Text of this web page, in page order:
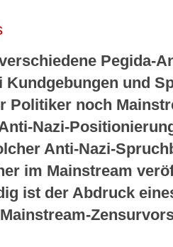
Pegida-
und
Politiker noch
Nazi-
Anti-Nazi-
im Mainstream
ist der Abdruck